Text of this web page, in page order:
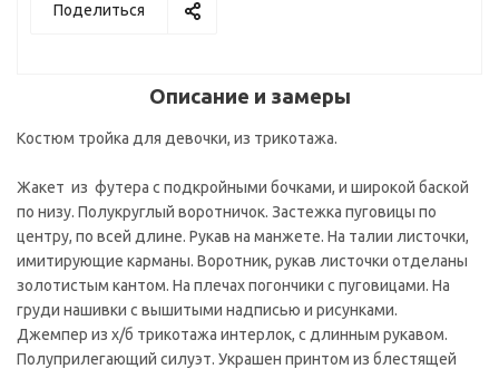
Поделиться
Описание и замеры
Костюм тройка для девочки, из трикотажа.
Жакет из футера с подкройными бочками, и широкой баской
по низу. Полукруглый воротничок. Застежка пуговицы по
центру, по всей длине. Рукав на манжете. На талии листочки,
имитирующие карманы. Воротник, рукав листочки отделаны
золотистым кантом. На плечах погончики с пуговицами. На
груди нашивки с вышитыми надписью и рисунками.
Джемпер из х/б трикотажа интерлок, с длинным рукавом.
Полуприлегающий силуэт. Украшен принтом из блестящей